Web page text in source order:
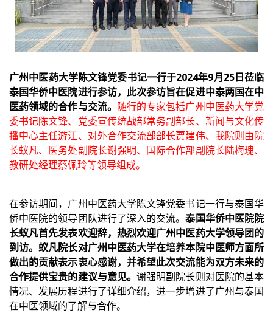
广州中医药大学陈文锋党委书记一行于2024年9月25日莅临
泰国华侨中医院进行参访，此次参访旨在促进中泰两国在中
医药领域的合作与交流。 随行的专家包括广州中医药大学党
委书记陈文锋、党委宣传统战部常务副部长、新闻与文化传
播中心主任游江、对外合作交流部部长贾建伟、我院则由院
长蚁凡、医务处副院长谢强明、国际合作部副院长陆梅瑰、
教研处经理蔡佩玲等领导组成。
在参访期间，广州中医药大学陈文锋党委书记一行与泰国华
侨中医院的领导团队进行了深入的交流。泰国华侨中医院院
长蚁凡首先发表欢迎辞，热烈欢迎广州中医药大学领导团的
到访。蚁凡院长对广州中医药大学在培养本院中医师方面所
做出的贡献表示衷心感谢，并希望此次交流能为双方未来的
合作提供宝贵的建议与意见。谢强明副院长则对医院的基本
情况、发展历程进行了详细介绍，进一步增进了广州与泰国
在中医领域的了解与合作。